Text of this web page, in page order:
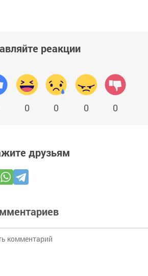
реакции
0 0 0 0
друзьям